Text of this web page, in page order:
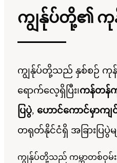
ကျွန်ုပ်တို့၏ ကုန်
ကျွန်ုပ်တို့သည် နှစ်စဉ် ကုန်
ရောက်လေ့ရှိပြီး၊ကန်တန်
ပြပွဲ, ဟောင်ကောင်မှာကျင်
တရုတ်နိုင်ငံရှိ အခြားပြပွဲမျ
ကျွန်ုပ်တို့သည် ကမ္ဘာတစ်ဝှမ်း